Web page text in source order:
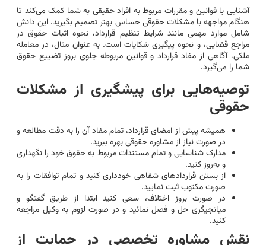
آشنایی با قوانین و مقررات مربوط به افراد حقیقی به شما کمک می‌کند تا
هنگام مواجهه با مشکلات حقوقی حساس بهتر تصمیم بگیرید. این دانش
شامل موارد مهمی مانند شرایط تنظیم قرارداد، نحوه اثبات حقوق در
مراجع قضایی، و نحوه پیگیری شکایات است. به عنوان مثال، در معامله
ملکی، آگاهی از مفاد قرارداد و قوانین مربوطه جلوی بروز تضییع حقوق
شما را می‌گیرد.
توصیه‌هایی برای پیشگیری از مشکلات
حقوقی
همیشه پیش از امضای قرارداد، تمام مفاد آن را به دقت مطالعه و
در صورت نیاز از مشاوره حقوقی بهره ببرید.
مدارک شناسایی و تمام مستندات مربوط به حقوق خود را نگهداری
و به‌روز کنید.
از بستن قراردادهای شفاهی خودداری کنید و تمام توافقات را به
صورت مکتوب ثبت نمایید.
در صورت بروز اختلاف، سعی کنید ابتدا از طریق گفتگو و
میانجیگری حل و فصل نمائید و در صورت لزوم به وکیل مراجعه
کنید.
نقش مشاوره تخصصی در حمایت از